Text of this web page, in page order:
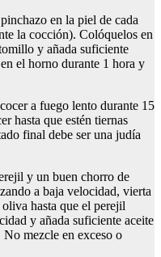
en la piel de cada
la cocción). Colóquelos en
y añada suficiente
el horno durante 1 hora y
a fuego lento durante 15
hasta que estén tiernas
final debe ser una judía
y un buen chorro de
a baja velocidad, vierta
hasta que el perejil
y añada suficiente aceite
mezcle en exceso o